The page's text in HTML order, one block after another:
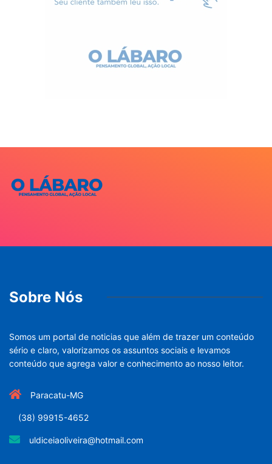
Sobre Nós
Somos um portal de noticias que além de trazer um conteúdo
sério e claro, valorizamos os assuntos sociais e levamos
conteúdo que agrega valor e conhecimento ao nosso leitor.
Paracatu-MG
(38) 99915-4652
uldiceiaoliveira@hotmail.com